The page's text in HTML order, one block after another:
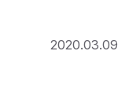
2020.03.09